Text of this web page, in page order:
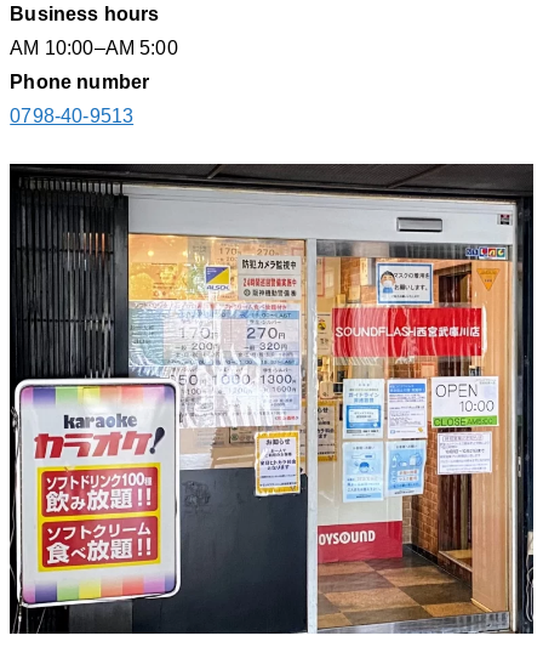
Business hours
AM 10:00–AM 5:00
Phone number
0798-40-9513